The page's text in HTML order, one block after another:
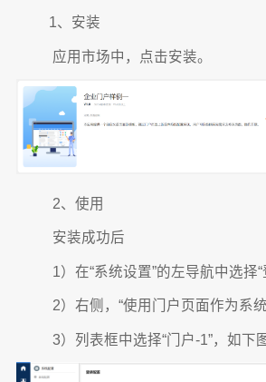
1、安装
应用市场中，点击安装。
2、使用
安装成功后
1）在“系统设置”的左导航中选择“
2）右侧，“使用门户页面作为系统
3）列表框中选择“门户-1”，如下图